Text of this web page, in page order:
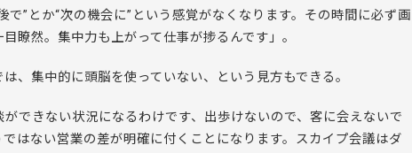
で”とか“次の機会に”という感覚がなくなります。その時間に必ず画
瞭然。集中力も上がって仕事が捗るんです」。
、集中的に頭脳を使っていない、という見方もできる。
できない状況になるわけです、出歩けないので、客に会えないで
はない営業の差が明確に付くことになります。スカイプ会議はダ